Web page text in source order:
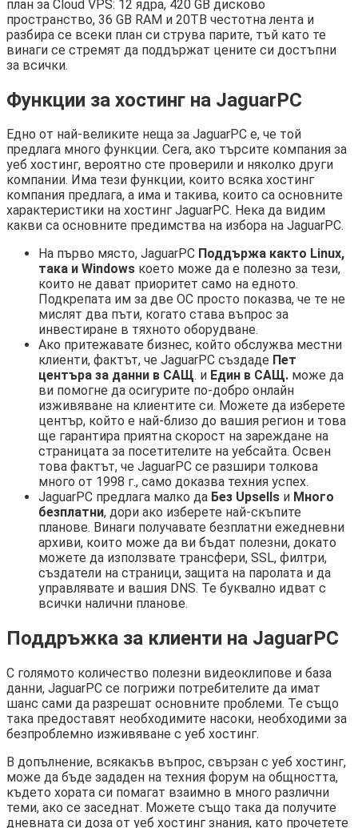
план за Cloud VPS: 12 ядра, 420 GB дисково
пространство, 36 GB RAM и 20TB честотна лента и
разбира се всеки план си струва парите, тъй като те
винаги се стремят да поддържат цените си достъпни
за всички.
Функции за хостинг на JaguarPC
Едно от най-великите неща за JaguarPC е, че той
предлага много функции. Сега, ако търсите компания за
уеб хостинг, вероятно сте проверили и няколко други
компании. Има тези функции, които всяка хостинг
компания предлага, а има и такива, които са основните
характеристики на хостинг JaguarPC. Нека да видим
какви са основните предимства на избора на JaguarPC.
На първо място, JaguarPC Поддържа както Linux,
така и Windows което може да е полезно за тези,
които не дават приоритет само на едното.
Подкрепата им за две ОС просто показва, че те не
мислят два пъти, когато става въпрос за
инвестиране в тяхното оборудване.
Ако притежавате бизнес, който обслужва местни
клиенти, фактът, че JaguarPC създаде Пет
центъра за данни в САЩ. и Един в САЩ. може да
ви помогне да осигурите по-добро онлайн
изживяване на клиентите си. Можете да изберете
център, който е най-близо до вашия регион и това
ще гарантира приятна скорост на зареждане на
страницата за посетителите на уебсайта. Освен
това фактът, че JaguarPC се разшири толкова
много от 1998 г., само доказва техния успех.
JaguarPC предлага малко да Без Upsells и Много
безплатни, дори ако изберете най-скъпите
планове. Винаги получавате безплатни ежедневни
архиви, които може да ви бъдат полезни, докато
можете да използвате трансфери, SSL, филтри,
създатели на страници, защита на паролата и да
управлявате и вашия DNS. Те буквално идват с
всички налични планове.
Поддръжка за клиенти на JaguarPC
С голямото количество полезни видеоклипове и база
данни, JaguarPC се погрижи потребителите да имат
шанс сами да разрешат основните проблеми. Те също
така предоставят необходимите насоки, необходими за
безпроблемно изживяване с уеб хостинг.
В допълнение, всякакъв въпрос, свързан с уеб хостинг,
може да бъде зададен на техния форум на общността,
където хората си помагат взаимно в много различни
теми, ако се заседнат. Можете също така да получите
дневната си доза от уеб хостинг знания, като прочетете